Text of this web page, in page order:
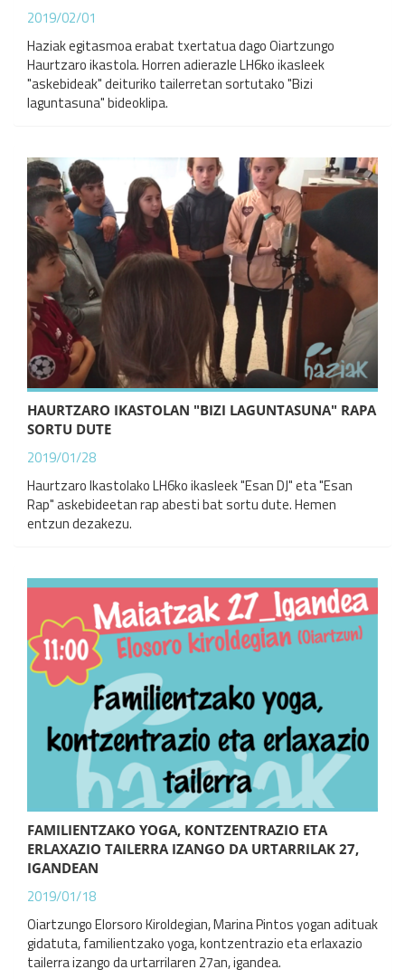
2019/02/01
Haziak egitasmoa erabat txertatua dago Oiartzungo
Haurtzaro ikastola. Horren adierazle LH6ko ikasleek
"askebideak" deituriko tailerretan sortutako "Bizi
laguntasuna" bideoklipa.
HAURTZARO IKASTOLAN "BIZI LAGUNTASUNA" RAPA
SORTU DUTE
2019/01/28
Haurtzaro Ikastolako LH6ko ikasleek "Esan DJ" eta "Esan
Rap" askebideetan rap abesti bat sortu dute. Hemen
entzun dezakezu.
FAMILIENTZAKO YOGA, KONTZENTRAZIO ETA
ERLAXAZIO TAILERRA IZANGO DA URTARRILAK 27,
IGANDEAN
2019/01/18
Oiartzungo Elorsoro Kiroldegian, Marina Pintos yogan adituak
gidatuta, familientzako yoga, kontzentrazio eta erlaxazio
tailerra izango da urtarrilaren 27an, igandea.